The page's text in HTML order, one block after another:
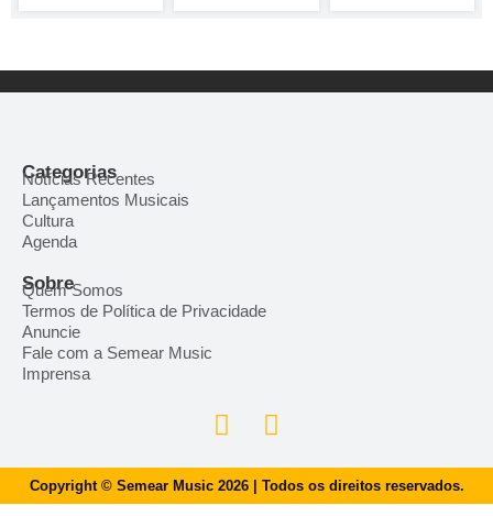
Categorias
Notícias Recentes
Lançamentos Musicais
Cultura
Agenda
Sobre
Quem Somos
Termos de Política de Privacidade
Anuncie
Fale com a Semear Music
Imprensa
Copyright © Semear Music 2026 | Todos os direitos reservados.